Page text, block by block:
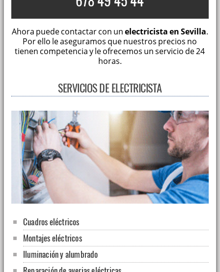
Ahora puede contactar con unelectricista en Sevilla.
Por ello le aseguramos que nuestros precios no
tienen competencia y le ofrecemos un servicio de 24
horas.
SERVICIOS DE ELECTRICISTA
Cuadros eléctricos
Montajes eléctricos
Iluminación y alumbrado